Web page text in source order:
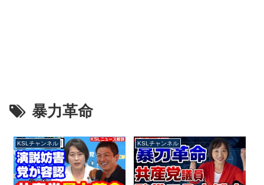
暴力革命
KSLチャンネル KSLチャンネル